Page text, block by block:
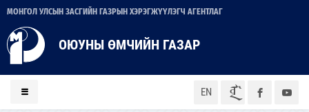
МОНГОЛ УЛСЫН ЗАСГИЙН ГАЗРЫН ХЭРЭГЖҮҮЛЭГЧ АГЕНТЛАГ
ОЮУНЫ ӨМЧИЙН ГАЗАР
EN ᠮᠣᠨ